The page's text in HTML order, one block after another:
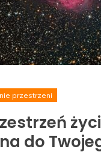
przestrzeni
do